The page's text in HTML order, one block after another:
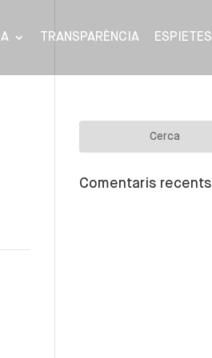
TRANSPARÈNCIA ESPIETES
Comentaris recents